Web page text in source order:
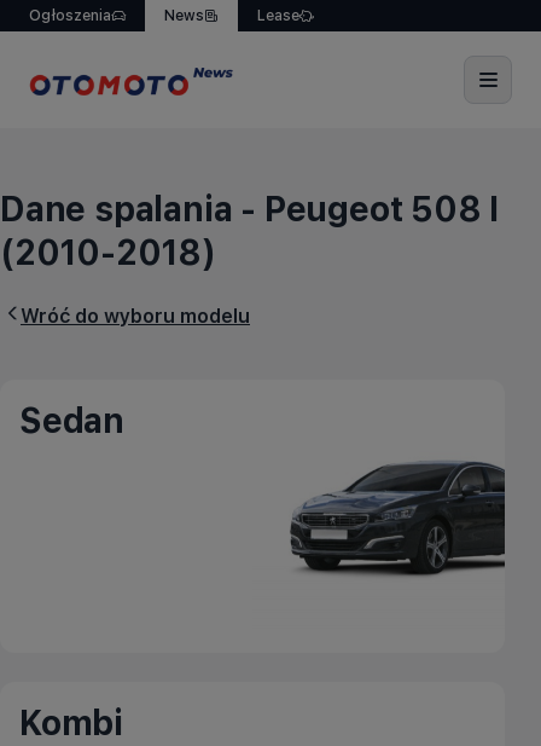
Ogłoszenia News Lease
Dane spalania -
Dane spalania - Peugeot 508 I
(2010-2018)
Wróć do wyboru modelu
Sedan
Kombi